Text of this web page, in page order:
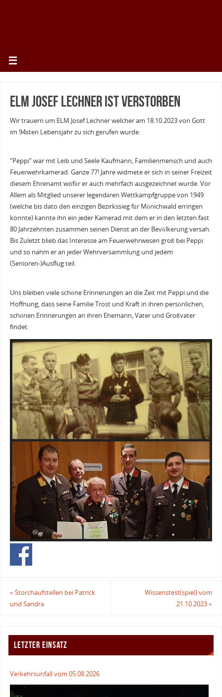
ELM Josef Lechner ist verstorben
Wir trauern um ELM Josef Lechner welcher am 18.10.2023 von Gott
im 94sten Lebensjahr zu sich gerufen wurde.
“Peppi” war mit Leib und Seele Kaufmann, Familienmensch und auch
Feuerwehrkamerad. Ganze 77! Jahre widmete er sich in seiner Freizeit
diesem Ehrenamt wofür er auch mehrfach ausgezeichnet wurde. Vor
Allem als Mitglied unserer legendären Wettkampfgruppe von 1949
(welche bis dato den einzigen Bezirkssieg für Mönichwald erringen
konnte) kannte ihn ein jeder Kamerad mit dem er in den letzten fast
80 Jahrzehnten zusammen seinen Dienst an der Bevölkerung versah.
Bis Zuletzt blieb das Interesse am Feuerwehrwesen groß bei Peppi
und so nahm er an jeder Wehrversammlung und jedem
(Senioren-)Ausflug teil.
Uns bleiben viele schöne Erinnerungen an die Zeit mit Peppi und die
Hoffnung, dass seine Familie Trost und Kraft in ihren persönlichen,
schönen Erinnerungen an ihren Ehemann, Vater und Großvater
findet.
« Storchaufstellen bei Patrick
und Sandra
Wissenstest(spiel) vom
21.10.2023»
LETZTER EINSATZ
Verkehrsunfall vom 05.08.2026